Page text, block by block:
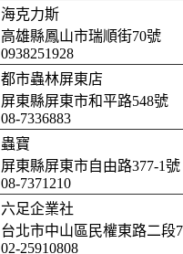
海克力斯
高雄縣鳳山市瑞順街70號
0938251928
都市蟲林屏東店
屏東縣屏東市和平路548號
08-7336883
蟲寶
屏東縣屏東市自由路377-1號
08-7371210
六足企業社
台北市中山區民權東路二段
02-25910808